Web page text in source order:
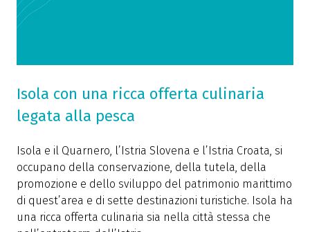
Isola con una ricca offerta culinaria
legata alla pesca
Isola e il Quarnero, l’Istria Slovena e l’Istria Croata, si
occupano della conservazione, della tutela, della
promozione e dello sviluppo del patrimonio marittimo
di quest’area e di sette destinazioni turistiche. Isola ha
una ricca offerta culinaria sia nella città stessa che